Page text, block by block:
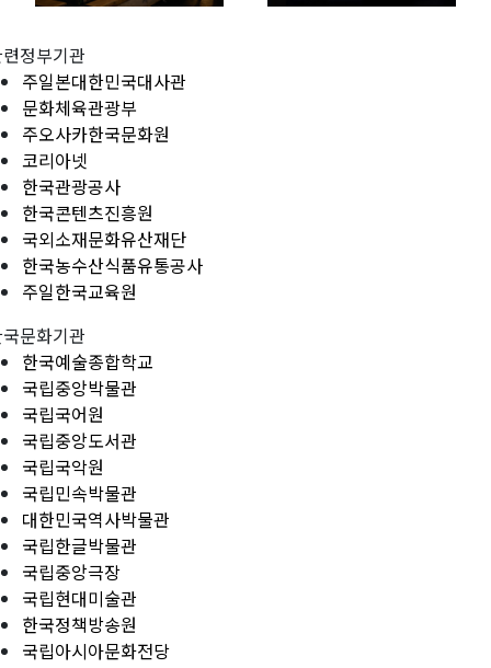
정부기관
주일본대한민국대사관
문화체육관광부
주오사카한국문화원
코리아넷
한국관광공사
한국콘텐츠진흥원
국외소재문화유산재단
한국농수산식품유통공사
주일한국교육원
문화기관
한국예술종합학교
국립중앙박물관
국립국어원
국립중앙도서관
국립국악원
국립민속박물관
대한민국역사박물관
국립한글박물관
국립중앙극장
국립현대미술관
한국정책방송원
국립아시아문화전당